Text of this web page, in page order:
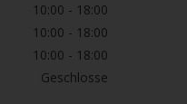
10:00 - 18:00
10:00 - 18:00
10:00 - 18:00
Geschlosse